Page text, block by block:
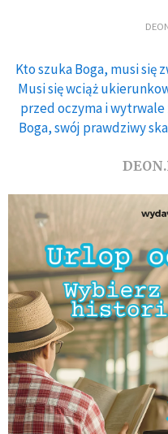
Kto szuka Boga, musi się
Musi się wciąż
przed oczyma i wytrwale
Boga, swój prawdziwy